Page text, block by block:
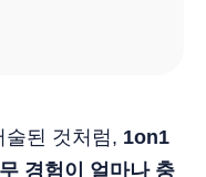
된 것처럼, 1on1
경험이 얼마나 충